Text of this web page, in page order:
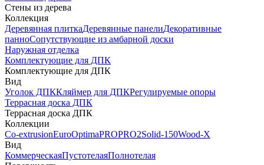
Стены из дерева
Коллекция
Деревянная плиткаДеревянные панелиДекоративные
панноСопутствующие из амбарной доски
Наружная отделка
Комплектующие для ДПК
Комплектующие для ДПК
Вид
Уголок ДПККляймер для ДПКРегулируемые опоры
Террасная доска ДПК
Террасная доска ДПК
Коллекции
Co-extrusionEuroOptimaPROPRO2Solid-150Wood-X
Вид
КоммерческаяПустотелаяПолнотелая